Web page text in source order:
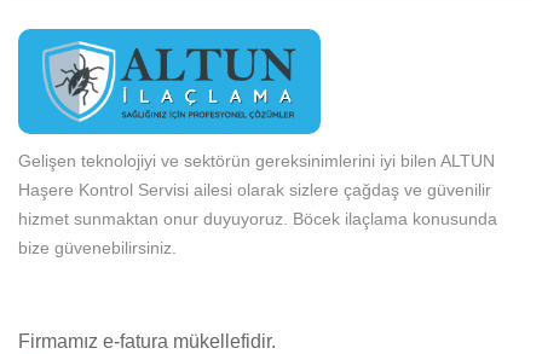
Gelişen teknolojiyi ve sektörün gereksinimlerini iyi bilen ALTUN
Haşere Kontrol Servisi ailesi olarak sizlere çağdaş ve güvenilir
hizmet sunmaktan onur duyuyoruz. Böcek ilaçlama konusunda
bize güvenebilirsiniz.
Firmamız e-fatura mükellefidir.